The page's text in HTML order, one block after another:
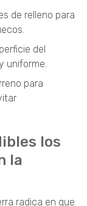
de relleno para
del
uniforme.
para
los
la
radica en que